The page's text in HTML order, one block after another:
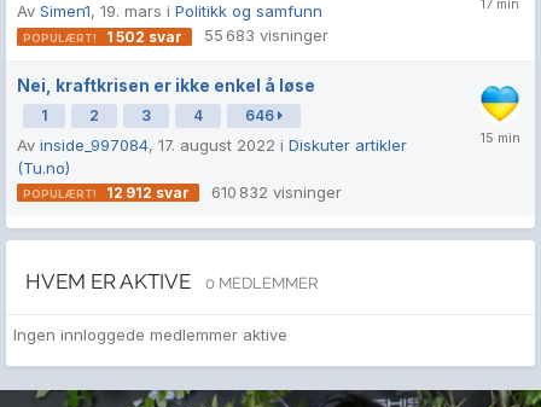
Av Simen1, 19. mars i Politikk og samfunn
1 502 svar 55 683 visninger
Nei, kraftkrisen er ikke enkel å løse
1 2 3 4 646
Av inside_997084, 17. august 2022 i Diskuter artikler
(Tu.no)
12 912 svar 610 832 visninger
HVEM ER AKTIVE 0 MEDLEMMER
Ingen innloggede medlemmer aktive